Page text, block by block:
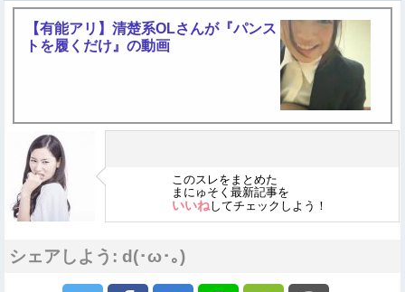
【有能アリ】清楚系OLさんが『パンス
トを履くだけ』の動画
このスレをまとめた
まにゅそく最新記事を
いいねしてチェックしよう！
シェアしよう: d(･ω･｡)